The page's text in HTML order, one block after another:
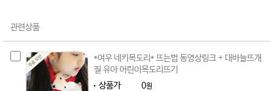
관련상품
*여우 네키목도리* 뜨는법 동영상링크 + 대바늘뜨개
질 유아 어린이목도리뜨기
상품가
0원